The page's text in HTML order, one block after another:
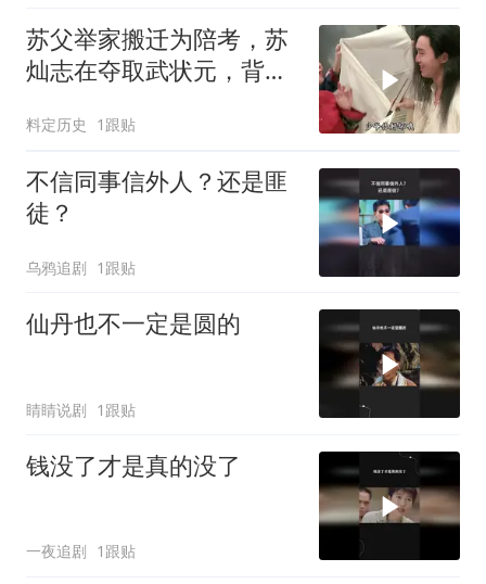
苏父举家搬迁为陪考，苏
灿志在夺取武状元，背后
料定历史 1跟贴
不信同事信外人？还是匪
徒？
乌鸦追剧 1跟贴
仙丹也不一定是圆的
睛睛说剧 1跟贴
钱没了才是真的没了
一夜追剧 1跟贴